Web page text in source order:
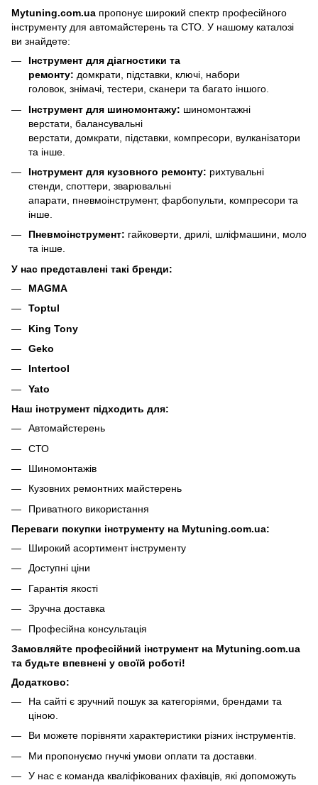
Mytuning.com.ua пропонує широкий спектр професійного
інструменту для автомайстерень та СТО. У нашому каталозі
ви знайдете:
Інструмент для діагностики та
ремонту: домкрати, підставки, ключі, набори
головок, знімачі, тестери, сканери та багато іншого.
Інструмент для шиномонтажу: шиномонтажні
верстати, балансувальні
верстати, домкрати, підставки, компресори, вулканізатори
та інше.
Інструмент для кузовного ремонту: рихтувальні
стенди, споттери, зварювальні
апарати, пневмоінструмент, фарбопульти, компресори та
інше.
Пневмоінструмент: гайковерти, дрилі, шліфмашини,
та інше.
У нас представлені такі бренди:
MAGMA
Toptul
King Tony
Geko
Intertool
Yato
Наш інструмент підходить для:
Автомайстерень
СТО
Шиномонтажів
Кузовних ремонтних майстерень
Приватного використання
Переваги покупки інструменту на Mytuning.com.ua:
Широкий асортимент інструменту
Доступні ціни
Гарантія якості
Зручна доставка
Професійна консультація
Замовляйте професійний інструмент на Mytuning.com.ua
та будьте впевнені у своїй роботі!
Додатково:
На сайті є зручний пошук за категоріями, брендами та
ціною.
Ви можете порівняти характеристики різних інструментів.
Ми пропонуємо гнучкі умови оплати та доставки.
У нас є команда кваліфікованих фахівців, які допоможуть